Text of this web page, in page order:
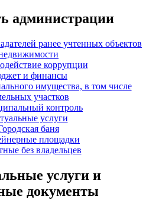
администрации
ранее учтенных объектов
коррупции
и финансы
имущества, в том числе
участков
контроль
услуги
баня
площадки
без владельцев
услуги и
документы